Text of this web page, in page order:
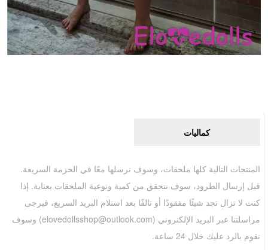
كماليات
المنتجات التالية كلها ملحقات، وسوف نرسلها معًا في الحزمة السريعة.
قبل إرسال الطرود، سوف نتحقق من كمية ونوعية الملحقات بعناية. إذا
كنت لا تزال تجد شيئًا مفقودًا أو تالفًا بعد استلام البريد السريع، فيرجى
مراسلتنا عبر البريد الإلكتروني (elovedollsshop@outlook.com) وسوف
نقوم بالرد عليك خلال 24 ساعة.